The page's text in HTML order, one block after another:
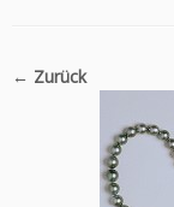
← Zurück